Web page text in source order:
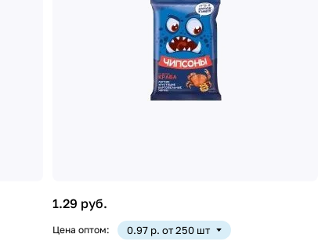
1.29 руб.
Цена оптом: 0.97 р. от 250 шт